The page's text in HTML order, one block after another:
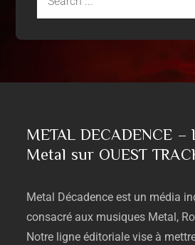
METAL DECADENCE –
Metal sur OUEST
Metal Décadenceest un média
consacré aux musiques Metal,
Notre ligneéditorialevise à